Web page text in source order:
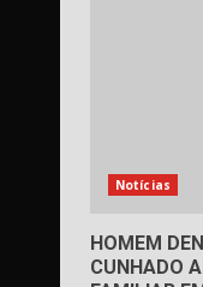
Notícias
HOMEM
CUNHADO